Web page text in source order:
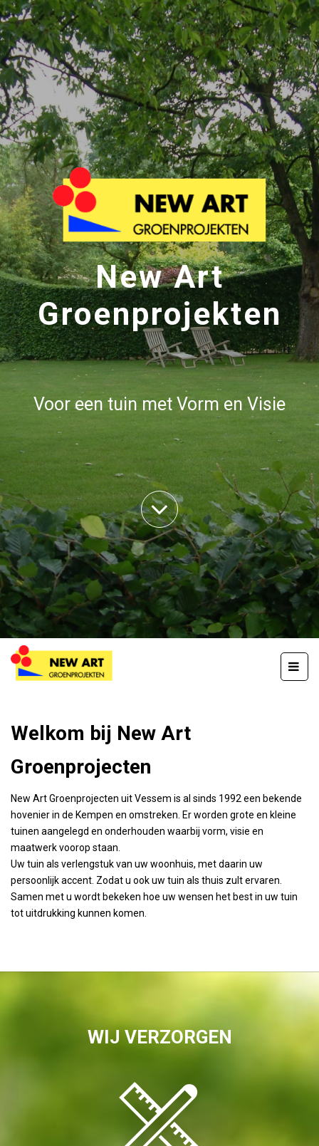
New Art
Groenprojekten
Voor een tuin met Vorm en Visie
Inspiratie
Over New Art
Welkom bij New Art
Groenprojecten
New Art Groenprojecten uit Vessem is al sinds 1992 een bekende
hovenier in de Kempen en omstreken. Er worden grote en kleine
tuinen aangelegd en onderhouden waarbij vorm, visie en
maatwerk voorop staan.
Uw tuin als verlengstuk van uw woonhuis, met daarin uw
persoonlijk accent. Zodat u ook uw tuin als thuis zult ervaren.
Samen met u wordt bekeken hoe uw wensen het best in uw tuin
tot uitdrukking kunnen komen.
WIJ VERZORGEN